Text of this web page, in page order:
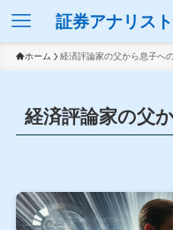
証券アナリス
ホーム 経済評論家の父から息子へ
経済評論家の父